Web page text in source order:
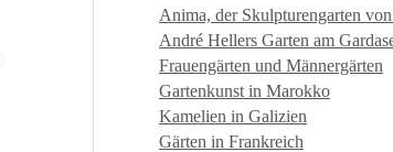
Anima, der Skulpturengarten
André Hellers Garten am
Frauengärten und Männergärten
Gartenkunst in Marokko
Kamelien in Galizien
Gärten in Frankreich